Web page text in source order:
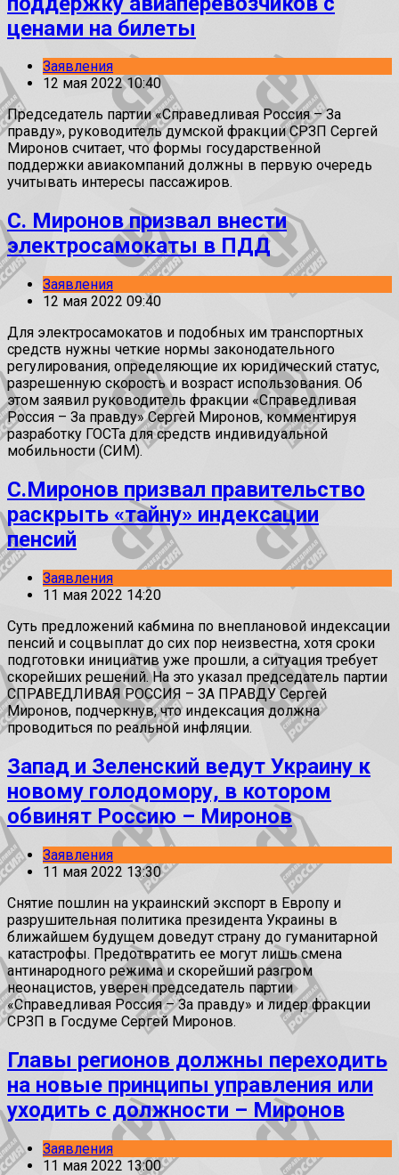
ценами на билеты
Заявления
12 мая 2022 10:40
Председатель партии «Справедливая Россия – За
правду», руководитель думской фракции СРЗП Сергей
Миронов считает, что формы государственной
поддержки авиакомпаний должны в первую очередь
учитывать интересы пассажиров.
С. Миронов призвал внести
электросамокаты в ПДД
Заявления
12 мая 2022 09:40
Для электросамокатов и подобных им транспортных
средств нужны четкие нормы законодательного
регулирования, определяющие их юридический статус,
разрешенную скорость и возраст использования. Об
этом заявил руководитель фракции «Справедливая
Россия – За правду» Сергей Миронов, комментируя
разработку ГОСТа для средств индивидуальной
мобильности (СИМ).
С.Миронов призвал правительство
раскрыть «тайну» индексации
пенсий
Заявления
11 мая 2022 14:20
Суть предложений кабмина по внеплановой индексации
пенсий и соцвыплат до сих пор неизвестна, хотя сроки
подготовки инициатив уже прошли, а ситуация требует
скорейших решений. На это указал председатель партии
СПРАВЕДЛИВАЯ РОССИЯ – ЗА ПРАВДУ Сергей
Миронов, подчеркнув, что индексация должна
проводиться по реальной инфляции.
Запад и Зеленский ведут Украину к
новому голодомору, в котором
обвинят Россию – Миронов
Заявления
11 мая 2022 13:30
Снятие пошлин на украинский экспорт в Европу и
разрушительная политика президента Украины в
ближайшем будущем доведут страну до гуманитарной
катастрофы. Предотвратить ее могут лишь смена
антинародного режима и скорейший разгром
неонацистов, уверен председатель партии
«Справедливая Россия – За правду» и лидер фракции
СРЗП в Госдуме Сергей Миронов.
Главы регионов должны переходить
на новые принципы управления или
уходить с должности – Миронов
Заявления
11 мая 2022 13:00